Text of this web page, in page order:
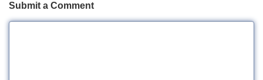
Submit a Comment